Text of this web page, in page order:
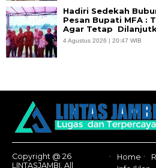
Hadiri Sedekah
Pesan Bupati MFA :
Agar Tetap
4 Agustus 2026 | 20:47 WIB
Copyright @ 26
LINTASJAMBI, All
Home